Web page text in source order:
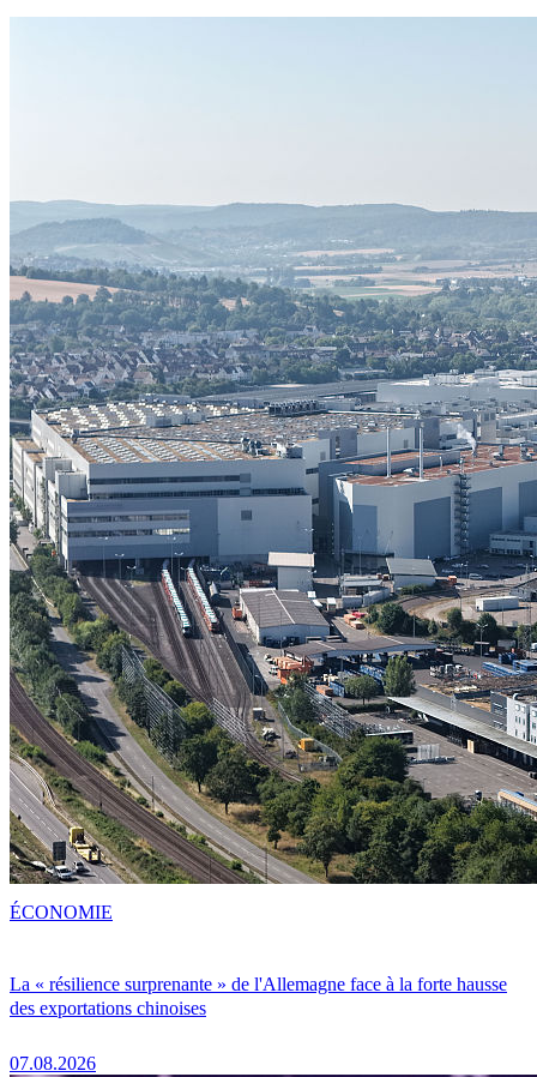
La « résilience surprenante » de l'Allemagne face à la forte hausse
des exportations chinoises
07.08.2026
ÉCONOMIE